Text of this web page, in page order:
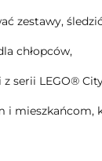
zestawy,
chłopców,
serii LEGO®
i mieszkańcom,